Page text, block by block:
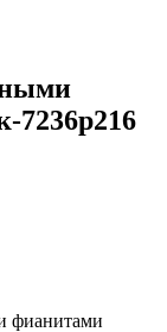
7236р216
фианитами